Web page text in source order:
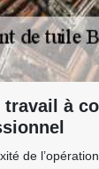
à
de